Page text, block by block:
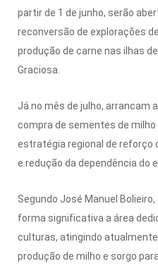
partir de 1 de junho, serão
reconversão de explorações
produção de carne nas ilhas
Graciosa.
Já no mês de julho, arrancam
compra de sementes de
estratégia regional de reforço
e redução da dependência do
Segundo José Manuel
forma significativa a área
culturas, atingindo
produção de milho e sorgo